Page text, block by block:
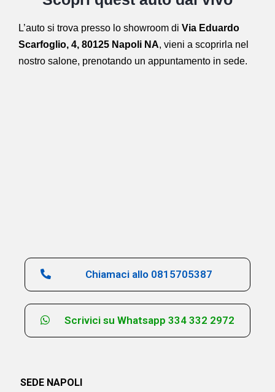
L’auto si trova presso lo showroom di Via Eduardo
Scarfoglio, 4, 80125 Napoli NA, vieni a scoprirla nel
nostro salone, prenotando un appuntamento in sede.
Chiamaci allo 0815705387
Scrivici su Whatsapp 334 332 2972
SEDE NAPOLI